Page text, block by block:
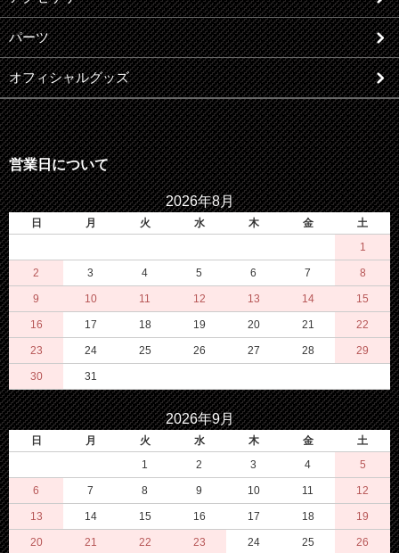
パーツ
オフィシャルグッズ
営業日について
2026年8月
日 月 火 水 木 金
土
1
2 3 4 5 6 7 8
9 10 11 12 13 14 15
16 17 18 19 20 21 22
23 24 25 26 27 28 29
30 31
2026年9月
日 月 火 水 木 金
土
1
2 3 4 5
6 7 8 9 10 11 12
13 14 15 16 17 18 19
20 21 22 23 24 25 26